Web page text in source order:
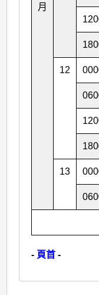
月
12
13
- 頁首 -